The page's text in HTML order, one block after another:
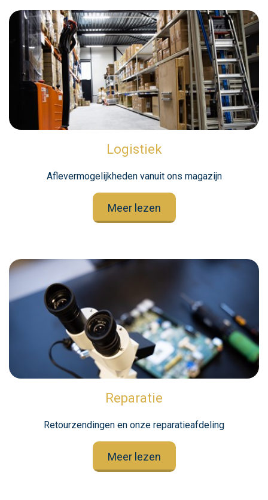
Logistiek
Aflevermogelijkheden vanuit ons magazijn
Meer lezen
Reparatie
Retourzendingen en onze reparatieafdeling
Meer lezen